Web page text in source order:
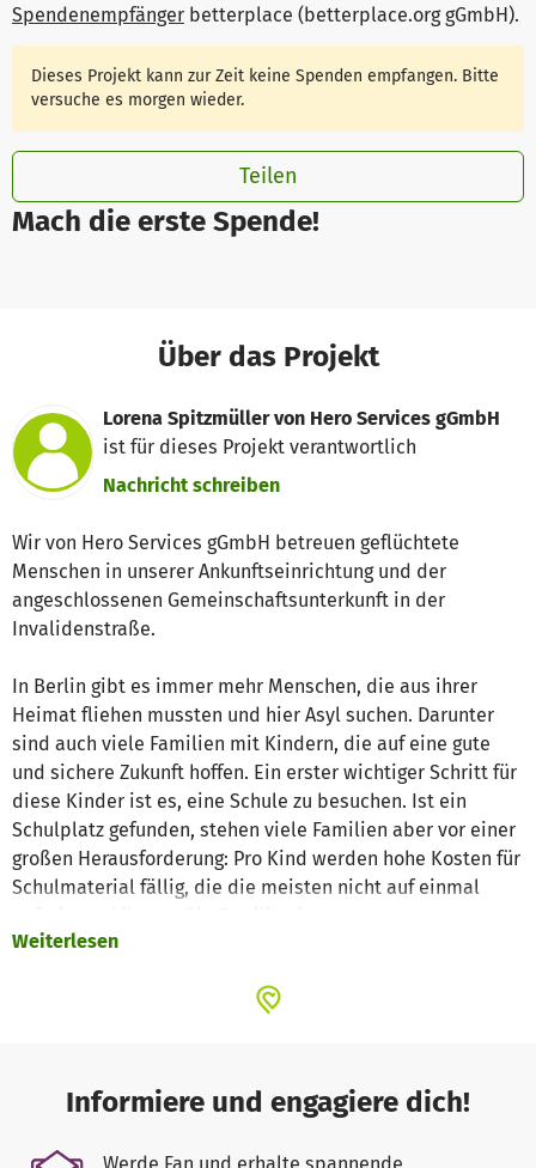
Mach die erste Spende!
Spendenempfänger betterplace (betterplace.org gGmbH).
Dieses Projekt kann zur Zeit keine Spenden empfangen. Bitte
versuche es morgen wieder.
Teilen
Über das Projekt
Lorena Spitzmüller von Hero Services gGmbH
ist für dieses Projekt verantwortlich
Nachricht schreiben
Wir von Hero Services gGmbH betreuen geflüchtete
Menschen in unserer Ankunftseinrichtung und der
angeschlossenen Gemeinschaftsunterkunft in der
Invalidenstraße.
In Berlin gibt es immer mehr Menschen, die aus ihrer
Heimat fliehen mussten und hier Asyl suchen. Darunter
sind auch viele Familien mit Kindern, die auf eine gute
und sichere Zukunft hoffen. Ein erster wichtiger Schritt für
diese Kinder ist es, eine Schule zu besuchen. Ist ein
Schulplatz gefunden, stehen viele Familien aber vor einer
großen Herausforderung: Pro Kind werden hohe Kosten für
Schulmaterial fällig, die die meisten nicht auf einmal
Ankunftseinrichtung bekommen zwar Leistungen nach
Schulplatz Leistungen aus dem Bildungs- und
Inflation.
So haben viele geflüchtete Kinder in der Schule oft kein
Weiterlesen
Informiere und engagiere dich!